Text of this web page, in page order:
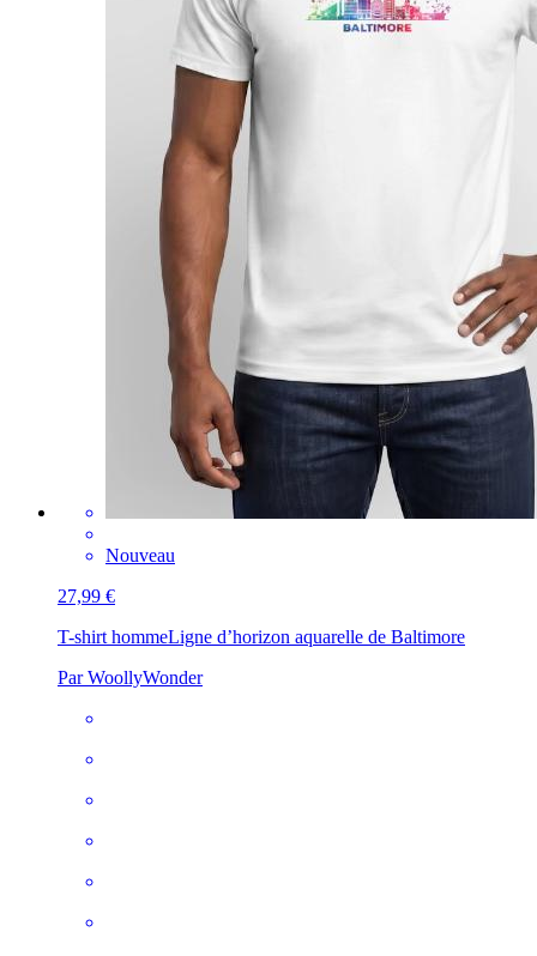
Nouveau
27,99 €
T-shirt hommeLigne d’horizon aquarelle de Baltimore
Par WoollyWonder